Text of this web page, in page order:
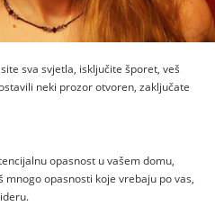
sva svjetla, isključite šporet, veš
neki prozor otvoren, zaključate
opasnost u vašem domu,
opasnosti koje vrebaju po vas,